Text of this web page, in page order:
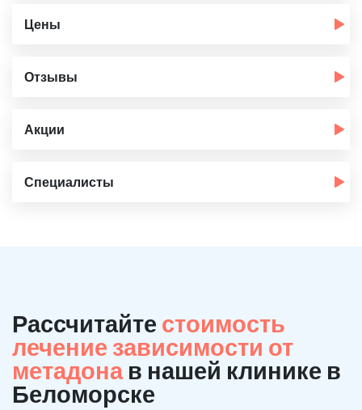
Цены
Отзывы
Акции
Специалисты
Рассчитайте стоимость
лечение зависимости от
метадона в нашей клинике в
Беломорске